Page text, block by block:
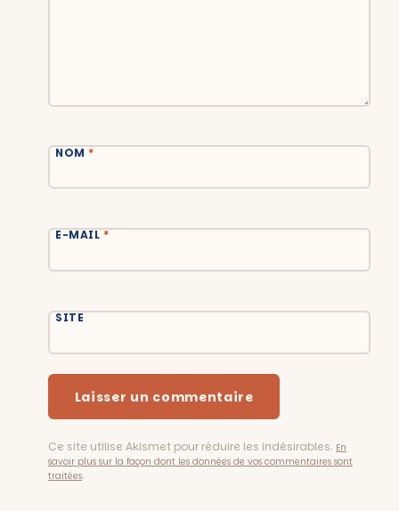
NOM *
E-MAIL *
SITE
Ce site utilise Akismet pour réduire les indésirables. En
savoir plus sur la façon dont les données de vos commentaires sont
traitées.